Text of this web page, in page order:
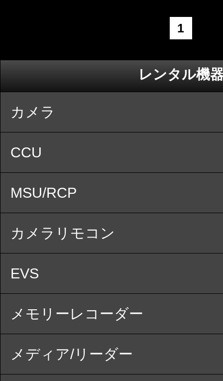
1
レンタル機
カメラ
CCU
MSU/RCP
カメラリモコン
EVS
メモリーレコーダー
メディア/リーダー